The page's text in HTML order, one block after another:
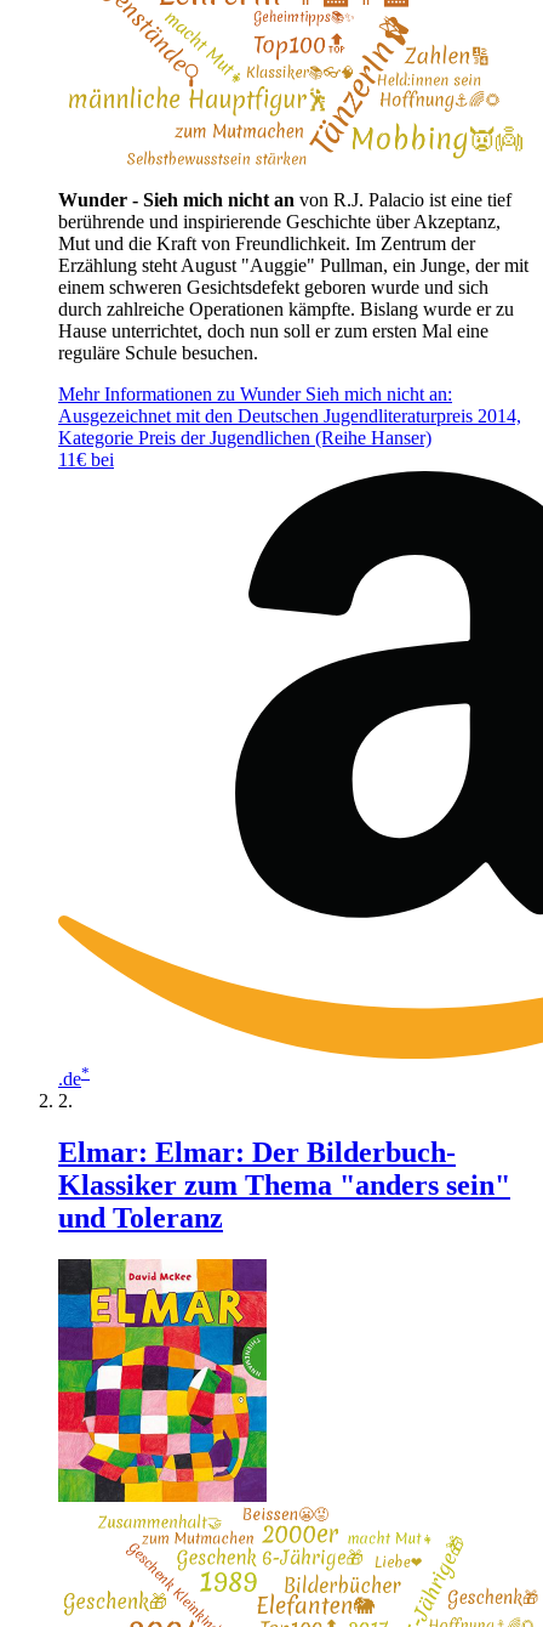
Wunder - Sieh mich nicht an von R.J. Palacio ist eine tief
berührende und inspirierende Geschichte über Akzeptanz,
Mut und die Kraft von Freundlichkeit. Im Zentrum der
Erzählung steht August "Auggie" Pullman, ein Junge, der mit
einem schweren Gesichtsdefekt geboren wurde und sich
durch zahlreiche Operationen kämpfte. Bislang wurde er zu
Hause unterrichtet, doch nun soll er zum ersten Mal eine
reguläre Schule besuchen.
Mehr Informationen zu Wunder Sieh mich nicht an:
Ausgezeichnet mit den Deutschen Jugendliteraturpreis 2014,
Kategorie Preis der Jugendlichen (Reihe Hanser)
11€ bei
.de*
Elmar: Elmar: Der Bilderbuch-
Klassiker zum Thema "anders sein"
und Toleranz